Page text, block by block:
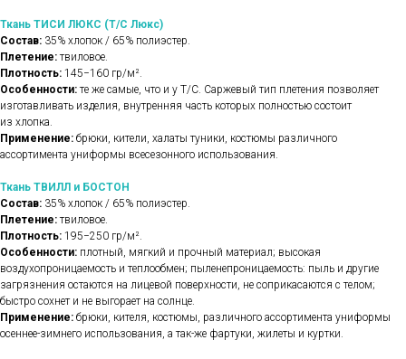
Ткань ТИСИ ЛЮКС (Т/С Люкс)
Состав: 35% хлопок / 65% полиэстер.
Плетение: твиловое.
Плотность: 145−160 гр/м².
Особенности: те же самые, что и у Т/С. Саржевый тип плетения позволяет
изготавливать изделия, внутренняя часть которых полностью состоит
из хлопка.
Применение: брюки, кители, халаты туники, костюмы различного
ассортимента униформы всесезонного использования.
Ткань ТВИЛЛ и БОСТОН
Состав: 35% хлопок / 65% полиэстер.
Плетение: твиловое.
Плотность: 195−250 гр/м².
Особенности: плотный, мягкий и прочный материал; высокая
воздухопроницаемость и теплообмен; пыленепроницаемость: пыль и другие
загрязнения остаются на лицевой поверхности, не соприкасаются с телом;
быстро сохнет и не выгорает на солнце.
Применение: брюки, кителя, костюмы, различного ассортимента униформы
осеннее-зимнего использования, а так-же фартуки, жилеты и куртки.